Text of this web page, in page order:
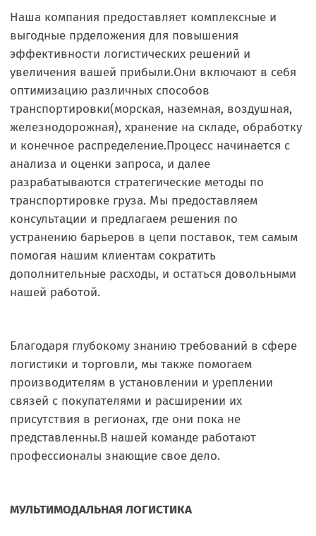
Наша компания предоставляет комплексные и
выгодные прделожения для повышения
эффективности логистических решений и
увеличения вашей прибыли.Они включают в себя
оптимизацию различных способов
транспортировки(морская, наземная, воздушная,
железнодорожная), хранение на складе, обработку
и конечное распределение.Процесс начинается с
анализа и оценки запроса, и далее
разрабатываются стратегические методы по
транспортировке груза. Мы предоставляем
консультации и предлагаем решения по
устранению барьеров в цепи поставок, тем самым
помогая нашим клиентам сократить
дополнительные расходы, и остаться довольными
нашей работой.
Благодаря глубокому знанию требований в сфере
логистики и торговли, мы также помогаем
производителям в установлении и уреплении
связей с покупателями и расширении их
присутствия в регионах, где они пока не
представленны.В нашей команде работают
профессионалы знающие свое дело.
МУЛЬТИМОДАЛЬНАЯ ЛОГИСТИКА